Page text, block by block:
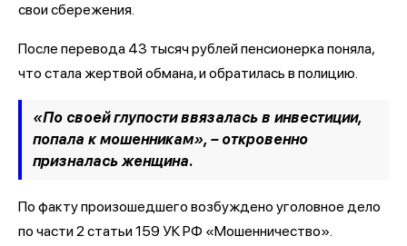
свои сбережения.
После перевода 43 тысяч рублей пенсионерка поняла,
что стала жертвой обмана, и обратилась в полицию.
«По своей глупости ввязалась в инвестиции,
попала к мошенникам», – откровенно
призналась женщина.
По факту произошедшего возбуждено уголовное дело
по части 2 статьи 159 УК РФ «Мошенничество».